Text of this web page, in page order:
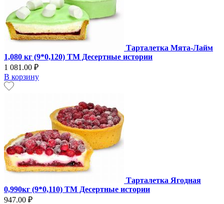
Тарталетка Мята-Лайм
1,080 кг (9*0,120) ТМ Десертные истории
1 081.00 ₽
В корзину
Тарталетка Ягодная
0,990кг (9*0,110) ТМ Десертные истории
947.00 ₽